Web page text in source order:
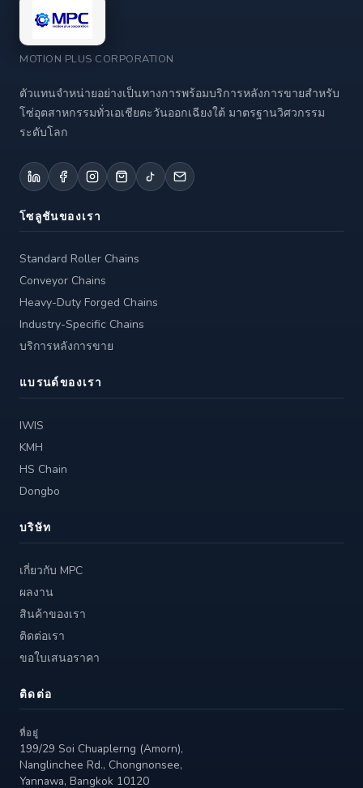
MOTION PLUS CORPORATION
ตัวแทนจำหน่ายอย่างเป็นทางการพร้อมบริการหลังการขายสำหรับ
โซ่อุตสาหกรรมทั่วเอเชียตะวันออกเฉียงใต้ มาตรฐานวิศวกรรม
ระดับโลก
โซลูชันของเรา
Standard Roller Chains
Conveyor Chains
Heavy-Duty Forged Chains
Industry-Specific Chains
บริการหลังการขาย
แบรนด์ของเรา
IWIS
KMH
HS Chain
Dongbo
บริษัท
เกี่ยวกับ MPC
ผลงาน
สินค้าของเรา
ติดต่อเรา
ขอใบเสนอราคา
ติดต่อ
ที่อยู่
199/29 Soi Chuaplerng (Amorn),
Nanglinchee Rd., Chongnonsee,
Yannawa, Bangkok 10120